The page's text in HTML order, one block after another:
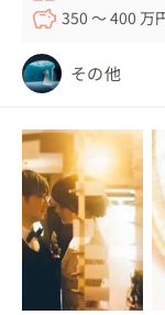
350 〜 400 万
その他